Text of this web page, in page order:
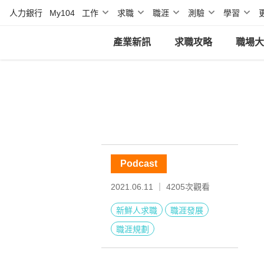
人力銀行 My104 工作 求職 職涯 測驗 學習
產業新訊 求職攻略 職場
Podcast
2021.06.11 ｜ 4205次觀看
新鮮人求職
職涯發展
職涯規劃